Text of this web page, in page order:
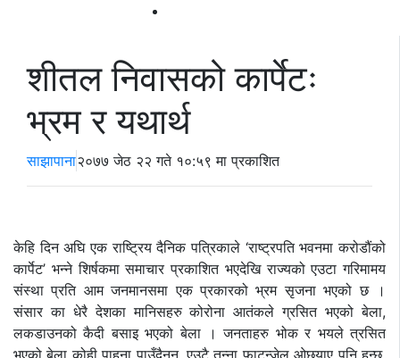
शीतल निवासको कार्पेटः
भ्रम र यथार्थ
साझापाना२०७७ जेठ २२ गते १०:५९ मा प्रकाशित
केहि दिन अघि एक राष्ट्रिय दैनिक पत्रिकाले ‘राष्ट्रपति भवनमा करोडौंको
कार्पेट’ भन्ने शिर्षकमा समाचार प्रकाशित भएदेखि राज्यको एउटा गरिमामय
संस्था प्रति आम जनमानसमा एक प्रकारको भ्रम सृजना भएको छ ।
संसार का धेरै देशका मानिसहरु कोरोना आतंकले ग्रसित भएको बेला,
लकडाउनको कैदी बसाइ भएको बेला । जनताहरु भोक र भयले त्रसित